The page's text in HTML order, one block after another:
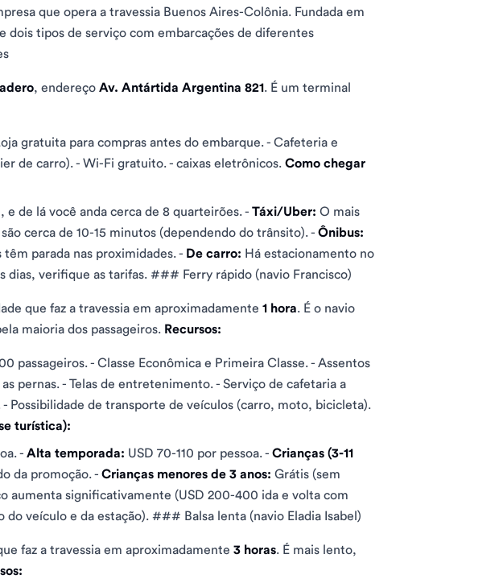
que opera a travessia Buenos Aires-Colônia. Fundada em
dois tipos de serviço com embarcações de diferentes
, endereço Av. Antártida Argentina 821. É um terminal
gratuita para compras antes do embarque. - Cafeteria e
de carro). - Wi-Fi gratuito. - caixas eletrônicos. Como chegar
e de lá você anda cerca de 8 quarteirões. - Táxi/Uber: O mais
cerca de 10-15 minutos (dependendo do trânsito). - Ônibus:
têm parada nas proximidades. - De carro: Há estacionamento no
dias, verifique as tarifas. ### Ferry rápido (navio Francisco)
que faz a travessia em aproximadamente 1 hora. É o navio
maioria dos passageiros. Recursos:
passageiros. - Classe Econômica e Primeira Classe. - Assentos
pernas. - Telas de entretenimento. - Serviço de cafetaria a
Possibilidade de transporte de veículos (carro, moto, bicicleta).
turística):
- Alta temporada: USD 70-110 por pessoa. - Crianças (3-11
da promoção. -Crianças menores de 3 anos: Grátis (sem
aumenta significativamente (USD 200-400 ida e volta com
veículo e da estação). ### Balsa lenta (navio Eladia Isabel)
faz a travessia em aproximadamente 3 horas. É mais lento,